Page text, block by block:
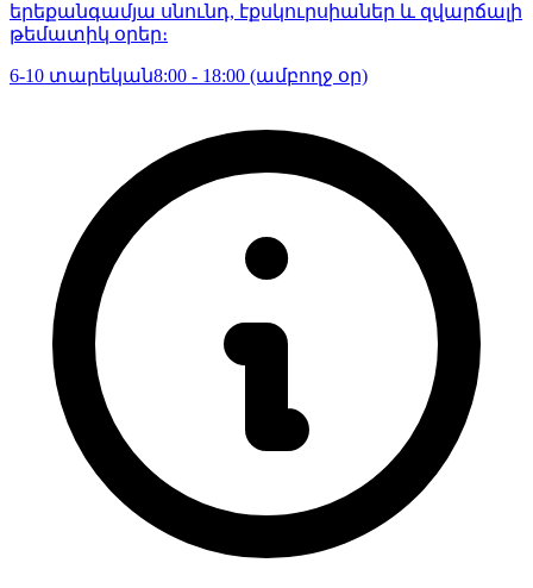
երեքանգամյա սնունդ, էքսկուրսիաներ և զվարճալի
թեմատիկ օրեր։
6-10 տարեկան8:00 - 18:00 (ամբողջ օր)